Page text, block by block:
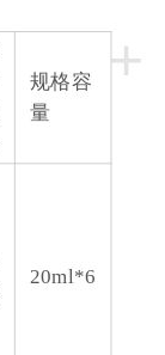
+
规格容
量
20ml*6